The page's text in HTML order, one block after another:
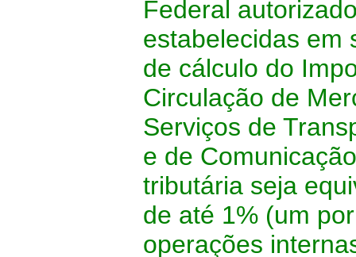
Federal
estabelecidas em
de cálculo do
Circulação de
Serviços de
e de
tributária seja
de até 1% (um
operações